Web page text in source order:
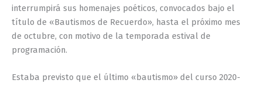
interrumpirá sus homenajes poéticos, convocados bajo el
título de «Bautismos de Recuerdo», hasta el próximo mes
de octubre, con motivo de la temporada estival de
programación.
Estaba previsto que el último «bautismo» del curso 2020-